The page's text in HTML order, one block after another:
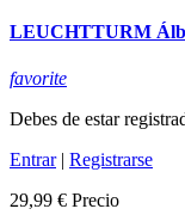
LEUCHTTURM
favorite
Debes de estar
Entrar| Registrarse
29,99 € Precio